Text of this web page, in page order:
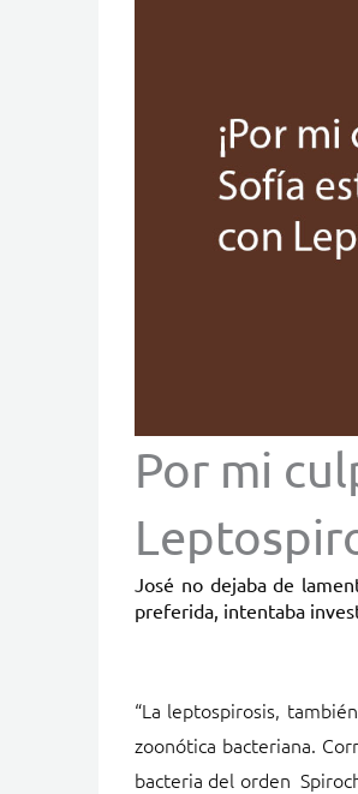
Por mi
José no dejaba de
preferida, intentaba
“La leptospirosis,
zoonótica bacteriana.
bacteria del orden